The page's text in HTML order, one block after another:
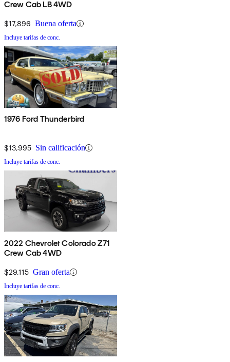
Crew Cab LB 4WD
$17,896 Buena oferta
Incluye tarifas de conc.
1976 Ford Thunderbird
$13,995 Sin calificación
Incluye tarifas de conc.
2022 Chevrolet Colorado Z71
Crew Cab 4WD
$29,115 Gran oferta
Incluye tarifas de conc.